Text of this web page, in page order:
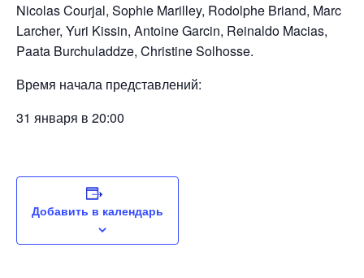
Nicolas Courjal, Sophie Marilley, Rodolphe Briand, Marc
Larcher, Yuri Kissin, Antoine Garcin, Reinaldo Macias,
Paata Burchuladdze, Christine Solhosse.
Время начала представлений:
31 января в 20:00
Добавить в календарь